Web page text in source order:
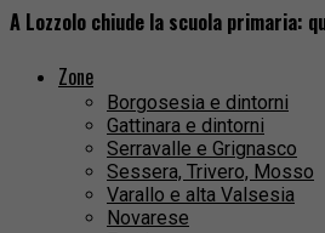
A Lozzolo chiude la scuola primaria:
Zone
Borgosesia e dintorni
Gattinara e dintorni
Serravalle e Grignasco
Sessera, Trivero, Mosso
Varallo e alta Valsesia
Novarese